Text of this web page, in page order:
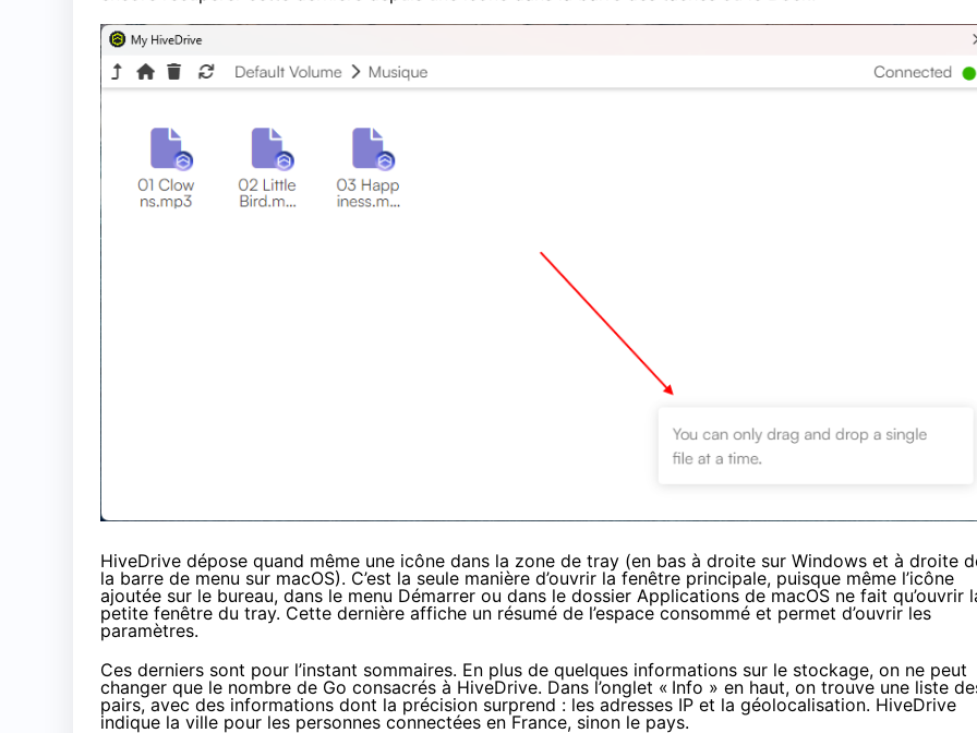
HiveDrive dépose quand même une icône dans la zone de tray (en bas à droite sur Windows et à droite
la barre de menu sur macOS). C’est la seule manière d’ouvrir la fenêtre principale, puisque même l’icône
ajoutée sur le bureau, dans le menu Démarrer ou dans le dossier Applications de macOS ne fait qu’ouvrir
petite fenêtre du tray. Cette dernière affiche un résumé de l’espace consommé et permet d’ouvrir les
paramètres.
Ces derniers sont pour l’instant sommaires. En plus de quelques informations sur le stockage, on ne peut
changer que le nombre de Go consacrés à HiveDrive. Dans l’onglet « Info » en haut, on trouve une liste
pairs, avec des informations dont la précision surprend : les adresses IP et la géolocalisation. HiveDrive
indique la ville pour les personnes connectées en France, sinon le pays.